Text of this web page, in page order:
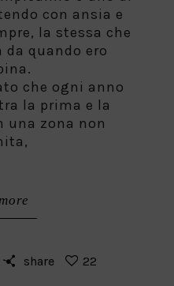
con ansia e
la stessa che
quando ero
che ogni anno
la prima e la
una zona non
share 22